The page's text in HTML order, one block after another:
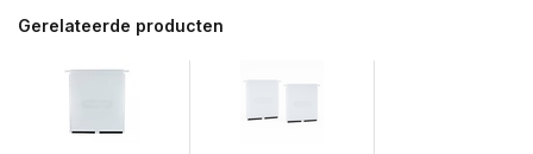
Gerelateerde producten